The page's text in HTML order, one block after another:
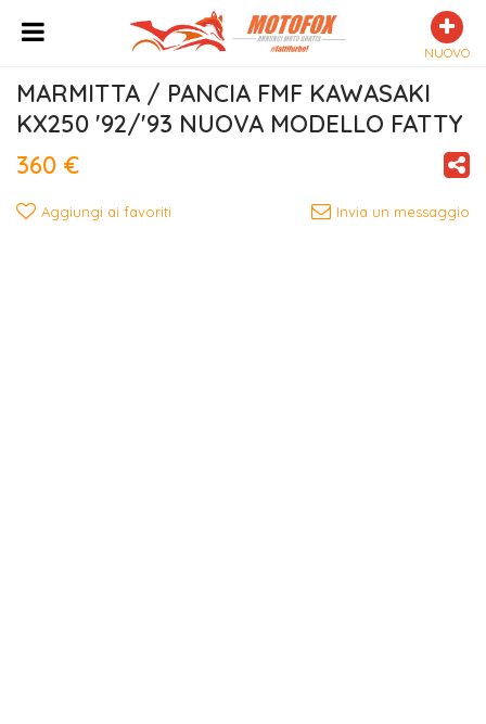
NUOVO
MARMITTA / PANCIA FMF KAWASAKI
KX250 '92/'93 NUOVA MODELLO FATTY
360 €
Aggiungi ai favoriti Invia un messaggio